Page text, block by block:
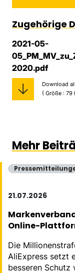
Zugehörige
2021-05-
2020.pdf
Download
( Größe : 79
Mehr
21.07.2026
Online-
Die
AliExpress setzt
besseren